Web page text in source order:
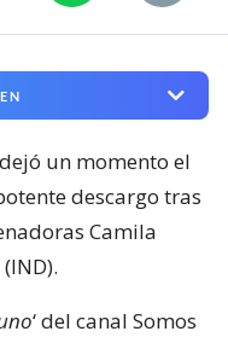
un momento el
descargo tras
Camila
‘ del canal Somos